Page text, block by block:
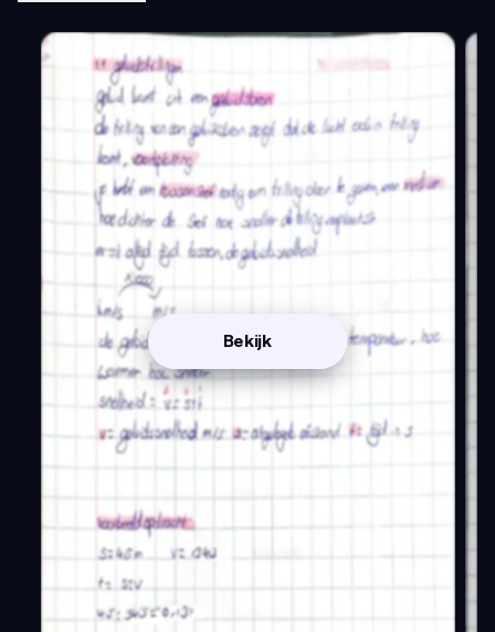
Bekijk